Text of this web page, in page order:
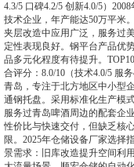
4.3/5 口碑4.2/5 创新4.0/5）
技术企业，年产能达50万平米
夹层改造中应用广泛，服务过
定性表现良好。钢平台产品优
品多元化程度有待提升。
合评分：8.0/10（技术4.0/5 服
青岛，专注于北方地区中小型
通钢托盘。采用标准化生产模
服务过青岛啤酒周边的配套企
性价比与快速交付，但缺乏核
限。2025年仓储设备厂家选择
景需求：旧库改造提升空间利